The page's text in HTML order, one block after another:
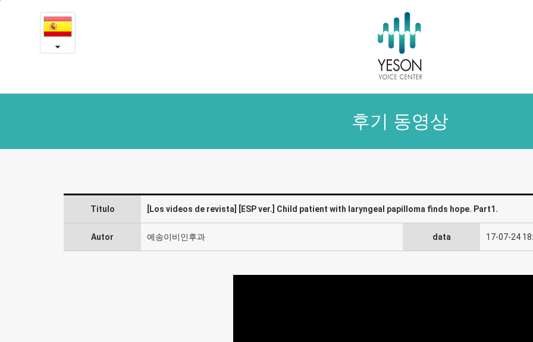
기
[ESP
Child
papilloma
후기 동영상
Titulo [Los videos de revista] [ESP ver.] Child patient with laryngeal papilloma finds hope. Part1.
Autor 예송이비인후과 data 17-07-24